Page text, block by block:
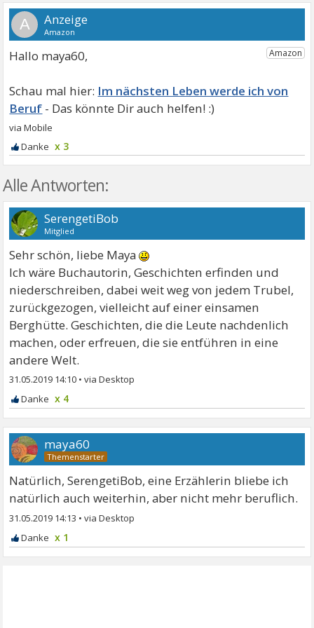
A
Hallo maya60,
Im nächsten Leben werde ich von
Beruf
x 3
Alle Antworten:
SerengetiBob
Mitglied
Sehr schön, liebe Maya
Ich wäre Buchautorin, Geschichten erfinden und
niederschreiben, dabei weit weg von jedem Trubel,
zurückgezogen, vielleicht auf einer einsamen
Berghütte. Geschichten, die die Leute nachdenlich
machen, oder erfreuen, die sie entführen in eine
andere Welt.
31.05.2019 14:10 •
x 4
maya60
Natürlich, SerengetiBob, eine Erzählerin bliebe ich
natürlich auch weiterhin, aber nicht mehr beruflich.
31.05.2019 14:13 •
x 1